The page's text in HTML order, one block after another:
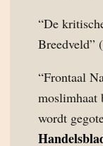
“De
Breedveld” (
“Frontaal
wordt